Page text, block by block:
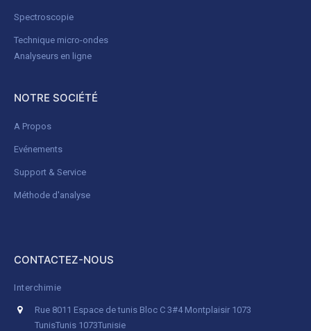
Spectroscopie
Technique micro-ondes
Analyseurs en ligne
NOTRE SOCIÉTÉ
A Propos
Evénements
Support & Service
Méthode d'analyse
CONTACTEZ-NOUS
Interchimie
Rue 8011 Espace de tunis Bloc C 3#4 Montplaisir 1073
TunisTunis 1073Tunisie